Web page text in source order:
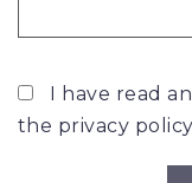
I have read
the privacy policy